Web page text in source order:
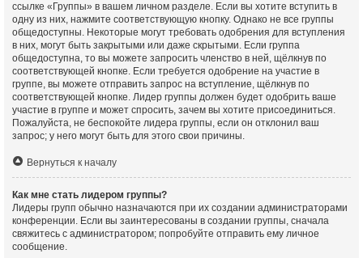
ссылке «Группы» в вашем личном разделе. Если вы хотите вступить в
одну из них, нажмите соответствующую кнопку. Однако не все группы
общедоступны. Некоторые могут требовать одобрения для вступления
в них, могут быть закрытыми или даже скрытыми. Если группа
общедоступна, то вы можете запросить членство в ней, щёлкнув по
соответствующей кнопке. Если требуется одобрение на участие в
группе, вы можете отправить запрос на вступление, щёлкнув по
соответствующей кнопке. Лидер группы должен будет одобрить ваше
участие в группе и может спросить, зачем вы хотите присоединиться.
Пожалуйста, не беспокойте лидера группы, если он отклонил ваш
запрос; у него могут быть для этого свои причины.
Вернуться к началу
Как мне стать лидером группы?
Лидеры групп обычно назначаются при их создании администраторами
конференции. Если вы заинтересованы в создании группы, сначала
свяжитесь с администратором; попробуйте отправить ему личное
сообщение.